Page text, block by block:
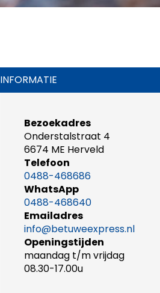
INFORMATIE
Bezoekadres
Onderstalstraat 4
6674 ME Herveld
Telefoon
0488-468686
WhatsApp
0488-468640
Emailadres
info@betuweexpress.nl
Openingstijden
maandag t/m vrijdag
08.30-17.00u